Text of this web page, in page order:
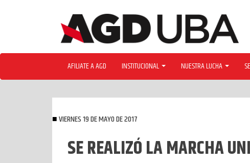
AFILIATE A AGD INSTITUCIONAL NUESTRA LUCHA
VIERNES 19 DE MAYO DE 2017
SE REALIZÓ LA MARCHA